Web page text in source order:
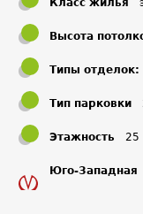
Класс жилья
Высота
Типы отделок:
Тип парковки
Этажность 25
Юго-Западная